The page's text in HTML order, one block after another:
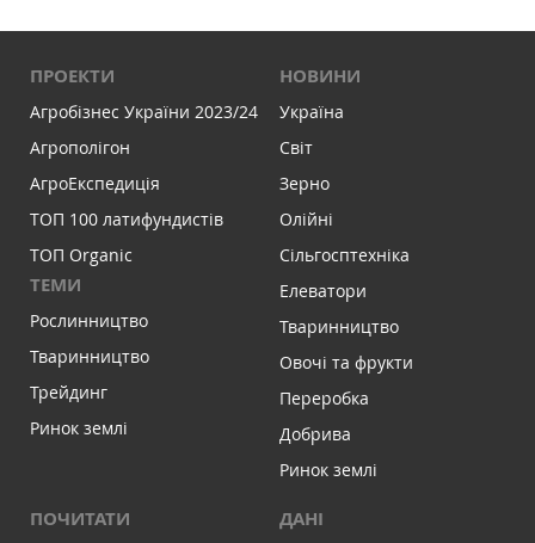
ПРОЕКТИ
Агробізнес України 2023/24
Агрополігон
АгроЕкспедиція
ТОП 100 латифундистів
ТОП Organic
ТЕМИ
Рослинництво
Тваринництво
Трейдинг
Ринок землі
НОВИНИ
Україна
Світ
Зерно
Олійні
Сільгосптехніка
Елеватори
Тваринництво
Овочі та фрукти
Переробка
Добрива
Ринок землі
ПОЧИТАТИ ДАНІ